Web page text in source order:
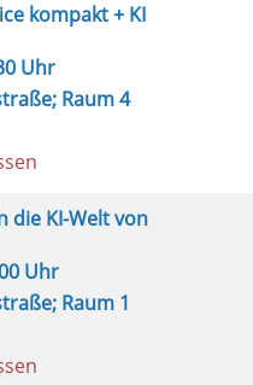
kompakt + KI
Uhr
Raum 4
die KI-Welt von
Uhr
Raum 1